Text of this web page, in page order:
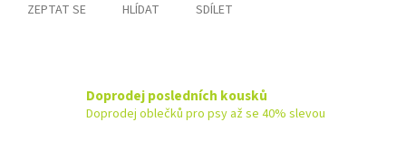
ZEPTAT SE HLÍDAT SDÍLET
Doprodej posledních kousků
Doprodej oblečků pro psy až se 40% slevou